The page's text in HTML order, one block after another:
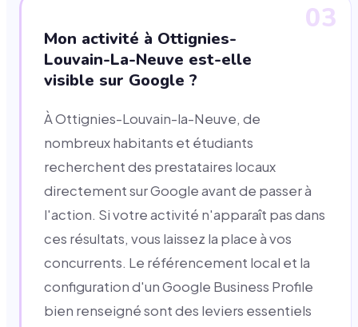
03
Mon activité à Ottignies-
Louvain-La-Neuve est-elle
visible sur Google ?
À Ottignies-Louvain-la-Neuve, de
nombreux habitants et étudiants
recherchent des prestataires locaux
directement sur Google avant de passer à
l'action. Si votre activité n'apparaît pas dans
ces résultats, vous laissez la place à vos
concurrents. Le référencement local et la
configuration d'un Google Business Profile
bien renseigné sont des leviers essentiels